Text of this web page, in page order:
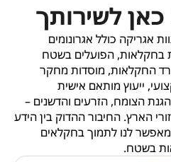
כאן לשירותך
אגריקה כולל אגרונומים
בחקלאות, הפועלים בשטח
החקלאות, מוסדות מחקר
ייעוץ מותאם אישית
הצומח, הזרעים והדשנים –
הארץ. החיבור ההדוק בין הידע
לנו לתמוך בחקלאים
בשטח.